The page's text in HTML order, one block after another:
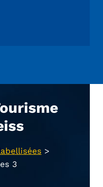
>
3